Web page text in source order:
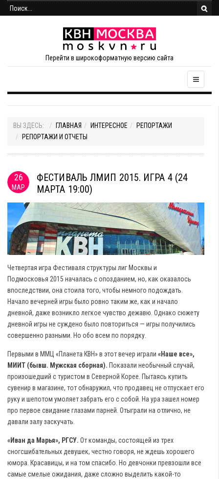
Перейти в широкоформатную версию сайта
ВЫ ЗДЕСЬ: ГЛАВНАЯ ИНТЕРЕСНОЕ
РЕПОРТАЖИ
РЕПОРТАЖИ И ОТЧЕТЫ
26
МАР
ФЕСТИВАЛЬ ЛМИП 2015. ИГРА 4 (24
МАРТА 19:00)
Четвертая игра Фестиваля структуры лиг Москвы и
Подмосковья 2015 началась с опозданием, но, как оказалось
впоследствии, она стоила того, чтобы немного подождать.
Начало вечерней игры было ровно таким же, как и начало
дневной, даже возникло легкое чувство дежавю. Однако сюжету
дневной игры не суждено было повториться — игры получились
совершенно разными. Но обо всем по порядку.
Первыми в ММЦ «Планета КВН» в этот вечер играли «Наше все»,
МИИТ (бывш. Мужская сборная). Показали необычный случай,
произошедший с туристом в Северной Корее. Пытаясь купить
сувенир в магазине, тот обнаружил, что продавец не отпускает его
руку и шепотом умоляет забрать его с собой. На ура зашел номер
про первое свидание глазами парней. Отыграли на отлично, не
давали залу заскучать.
«Иван да Марья», РГСУ. От команды, состоящей из трех
сногсшибательных девушек, честно говоря, не ждешь хорошего
юмора. Красавицы, и на том спасибо. Но девчонки превзошли все
самые смелые ожидания, даже сложно выделить какой-то